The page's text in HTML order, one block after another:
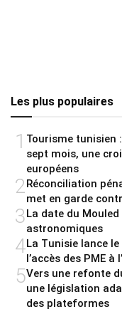
Les plus populaires
1 Tourisme tunisien
sept mois, une
européens
2Réconciliation
met en garde
3La date du
astronomiques
4La Tunisie lance
l’accès des PME à
5Vers une refonte
une législation
des plateformes